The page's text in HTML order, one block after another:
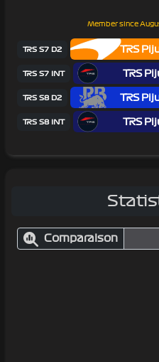
Member since
TRS S7 D2 TRS
TRS S7 INT TRS
TRS S8 D2 TRS
TRS S8 INT TRS
Comparaison